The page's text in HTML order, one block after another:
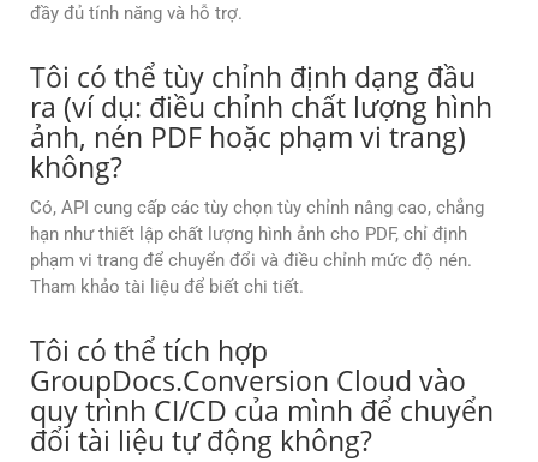
đầy đủ tính năng và hỗ trợ.
Tôi có thể tùy chỉnh định dạng đầu
ra (ví dụ: điều chỉnh chất lượng hình
ảnh, nén PDF hoặc phạm vi trang)
không?
Có, API cung cấp các tùy chọn tùy chỉnh nâng cao, chẳng
hạn như thiết lập chất lượng hình ảnh cho PDF, chỉ định
phạm vi trang để chuyển đổi và điều chỉnh mức độ nén.
Tham khảo tài liệu để biết chi tiết.
Tôi có thể tích hợp
GroupDocs.Conversion Cloud vào
quy trình CI/CD của mình để chuyển
đổi tài liệu tự động không?